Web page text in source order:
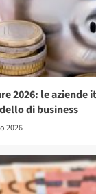
2026: le aziende
di business
2026